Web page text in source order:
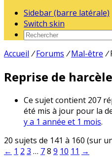
Sidebar (barre latérale)
Switch skin
Accueil / Forums / Mal-être /
Reprise de
Ce sujet contient 207
été mis à jour pour la
y a 1 année et 1 mois.
20 sujets de 141 à 160 (sur
← 1 2 3 … 78 9 10 11 →